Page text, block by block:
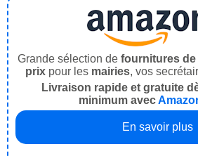
Grande sélection de fournitures de
prix pour les mairies, vos
Livraison rapide et gratuite
minimum avec
En savoir plus